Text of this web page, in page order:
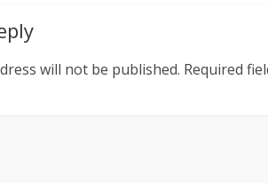
will not be published. Required